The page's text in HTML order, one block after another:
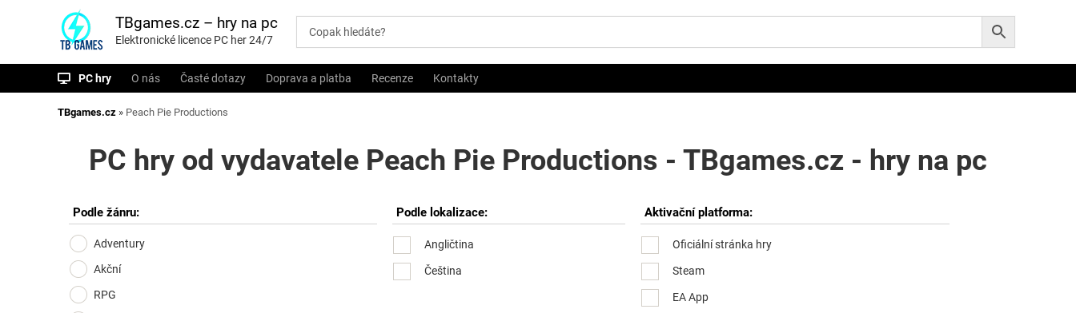
i
TBgames.cz – hry na pc
Elektronické licence PC her 24/7
PC hry O nás Časté dotazy Doprava a platba Recenze Kontakty
TBgames.cz » Peach Pie Productions
PC hry od vydavatele Peach Pie Productions - TBgames.cz - hry na pc
Podle žánru:
Adventury
Akční
RPG
Podle lokalizace:
Angličtina
Čeština
Aktivační platforma:
Oficiální stránka hry
Steam
EA App